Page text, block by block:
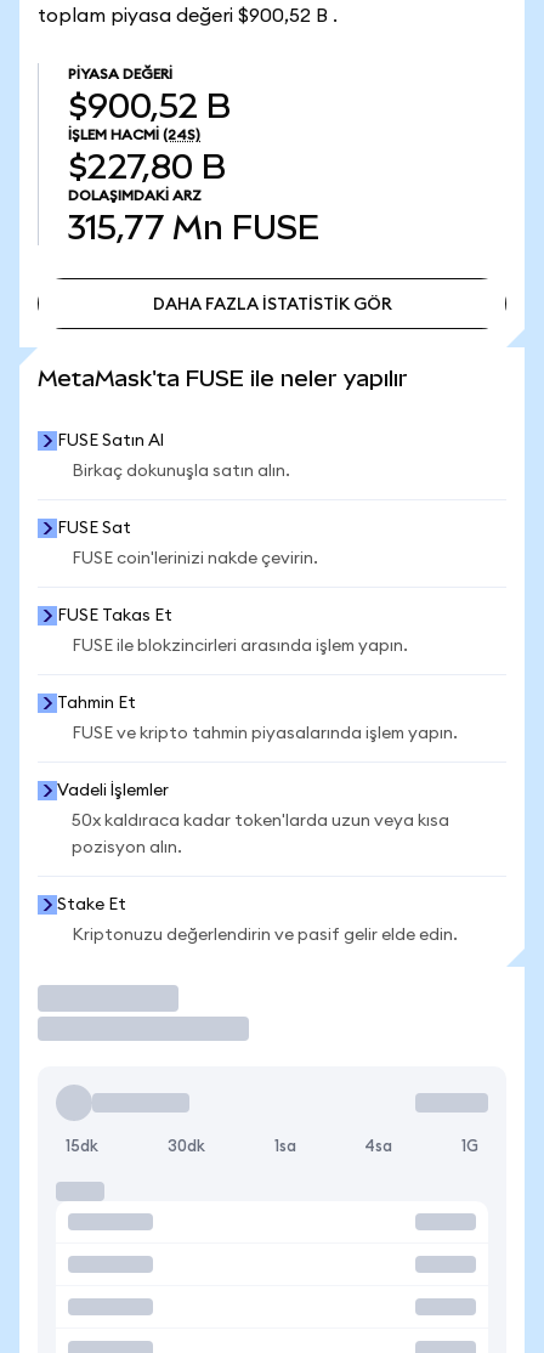
toplam piyasa değeri $900,52 B .
PIYASA DEĞERI
$900,52 B
İŞLEM HACMI (24S)
$227,80 B
DOLAŞIMDAKI ARZ
315,77 Mn FUSE
DAHA FAZLA İSTATİSTİK GÖR
MetaMask'ta FUSE ile neler yapılır
FUSE Satın Al
Birkaç dokunuşla satın alın.
FUSE Sat
FUSE coin'lerinizi nakde çevirin.
FUSE Takas Et
FUSE ile blokzincirleri arasında işlem yapın.
Tahmin Et
FUSE ve kripto tahmin piyasalarında işlem yapın.
Vadeli İşlemler
50x kaldıraca kadar token'larda uzun veya kısa
pozisyon alın.
Stake Et
Kriptonuzu değerlendirin ve pasif gelir elde edin.
15dk 30dk 1sa 4sa 1G